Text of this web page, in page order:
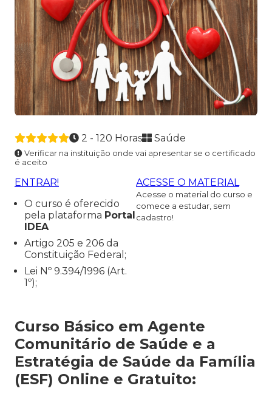
2 - 120 Horas Saúde
Verificar na instituição onde vai apresentar se o certificado
é aceito
ENTRAR!
O curso é oferecido
pela plataforma Portal
IDEA
Artigo 205 e 206 da
Constituição Federal;
Lei Nº 9.394/1996 (Art.
1º);
ACESSE O MATERIAL
Acesse o material do curso e
comece a estudar, sem
cadastro!
Curso Básico em Agente
Comunitário de Saúde e a
Estratégia de Saúde da Família
(ESF) Online e Gratuito: